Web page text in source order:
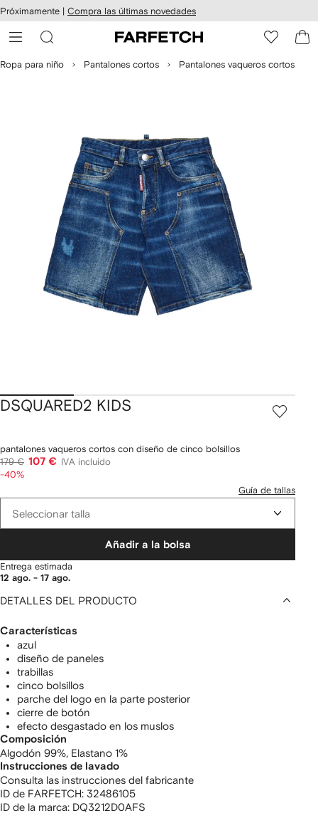
al
Próximamente | Compra las últimas novedades
Ropa para niño Pantalones cortos Pantalones vaqueros cortos
DSQUARED2 KIDS
pantalones vaqueros cortos con diseño de cinco bolsillos
179 € 107 €
IVA incluido
-40%
Guía de tallas
Seleccionar talla
Añadir a la bolsa
Entrega estimada
12 ago. - 17 ago.
DETALLES DEL PRODUCTO
Características
azul
diseño de paneles
trabillas
cinco bolsillos
parche del logo en la parte posterior
cierre de botón
efecto desgastado en los muslos
Composición
Algodón 99%, Elastano 1%
Instrucciones de lavado
Consulta las instrucciones del fabricante
ID de FARFETCH: 32486105
ID de la marca: DQ3212D0AFS